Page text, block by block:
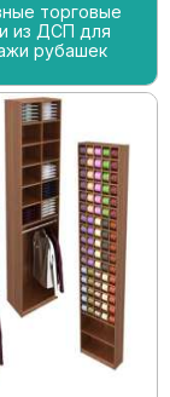
торговые
из ДСП для
рубашек